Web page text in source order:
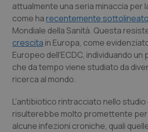
Liguria
Lombardia
Marche
Piemonte
Disturbi dell’umore
Dolore
Donna & Salute
HIV
attualmente una seria minaccia per
come harecentemente sottolineato
Mondiale della Sanità. Questa
crescita in Europa, come
Europeo dell'ECDC, individuando
che da tempo viene studiato da
ricerca al mondo.
L'antibiotico rintracciato nello
risulterebbe molto promettente
alcune infezioni croniche, quali